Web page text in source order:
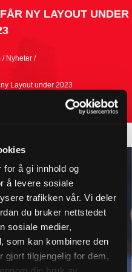
å gi innhold og
å levere sosiale
trafikken vår. Vi deler
du bruker nettstedet
sosiale medier,
som kan kombinere den
gjort tilgjengelig for dem,
NY LAYOUT UNDER
/ Nyheter /
Layout under 2023